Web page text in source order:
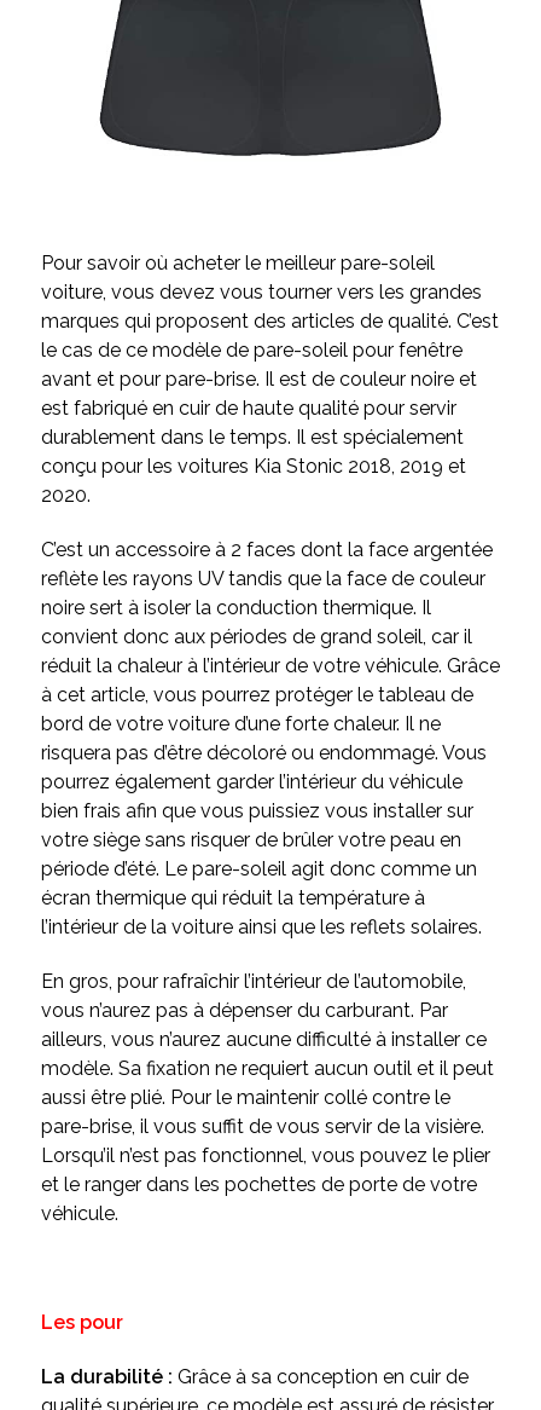
Pour savoir où acheter le meilleur pare-soleil
voiture, vous devez vous tourner vers les grandes
marques qui proposent des articles de qualité. C’est
le cas de ce modèle de pare-soleil pour fenêtre
avant et pour pare-brise. Il est de couleur noire et
est fabriqué en cuir de haute qualité pour servir
durablement dans le temps. Il est spécialement
conçu pour les voitures Kia Stonic 2018, 2019 et
2020.
C’est un accessoire à 2 faces dont la face argentée
reflète les rayons UV tandis que la face de couleur
noire sert à isoler la conduction thermique. Il
convient donc aux périodes de grand soleil, car il
réduit la chaleur à l’intérieur de votre véhicule. Grâce
à cet article, vous pourrez protéger le tableau de
bord de votre voiture d’une forte chaleur. Il ne
risquera pas d’être décoloré ou endommagé. Vous
pourrez également garder l’intérieur du véhicule
bien frais afin que vous puissiez vous installer sur
votre siège sans risquer de brûler votre peau en
période d’été. Le pare-soleil agit donc comme un
écran thermique qui réduit la température à
l’intérieur de la voiture ainsi que les reflets solaires.
En gros, pour rafraîchir l’intérieur de l’automobile,
vous n’aurez pas à dépenser du carburant. Par
ailleurs, vous n’aurez aucune difficulté à installer ce
modèle. Sa fixation ne requiert aucun outil et il peut
aussi être plié. Pour le maintenir collé contre le
pare-brise, il vous suffit de vous servir de la visière.
Lorsqu’il n’est pas fonctionnel, vous pouvez le plier
et le ranger dans les pochettes de porte de votre
véhicule.
Les pour
La durabilité : Grâce à sa conception en cuir de